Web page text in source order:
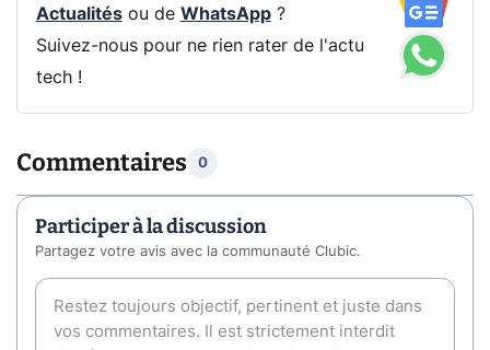
Actualitésou de WhatsApp?
Suivez-nous pour ne rien rater de l'actu
tech !
Commentaires 0
Participer à la discussion
Partagez votre avis avec la communauté Clubic.